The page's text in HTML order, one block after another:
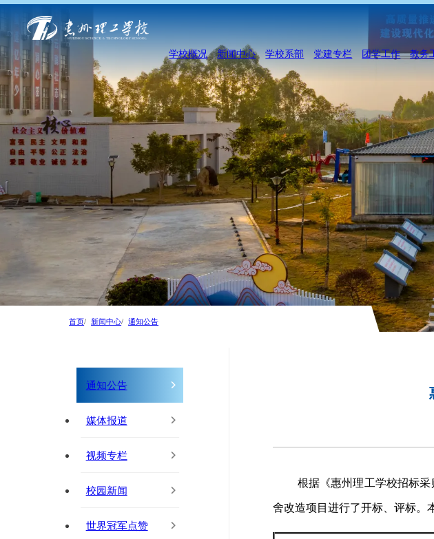
学校概况 新闻中心 学校系部 党建专栏 团学工作 教务
首页 新闻中心 通知公告
通知公告
媒体报道
视频专栏
校园新闻
世界冠军点赞
根据《惠州理工学校招标
舍改造项目进行了开标、评标。